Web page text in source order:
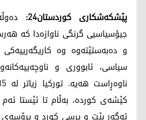
پێشکەشکاری کوردستان24:
جیۆسیاسیی گرنگی ناوازەدا کە
و دەبەستێتەوە وە
سیاسی، ئابووری و
کێشەی کوردە، بەڵام تا ئێستا